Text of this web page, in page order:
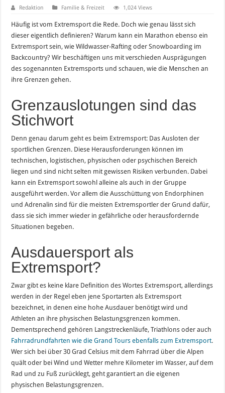
Redaktion Familie & Freizeit 1,024 Views
Häufig ist vom Extremsport die Rede. Doch wie genau lässt sich
dieser eigentlich definieren? Warum kann ein Marathon ebenso ein
Extremsport sein, wie Wildwasser-Rafting oder Snowboarding im
Backcountry? Wir beschäftigen uns mit verschieden Ausprägungen
des sogenannten Extremsports und schauen, wie die Menschen an
ihre Grenzen gehen.
Grenzauslotungen sind das
Stichwort
Denn genau darum geht es beim Extremsport: Das Ausloten der
sportlichen Grenzen. Diese Herausforderungen können im
technischen, logistischen, physischen oder psychischen Bereich
liegen und sind nicht selten mit gewissen Risiken verbunden. Dabei
kann ein Extremsport sowohl alleine als auch in der Gruppe
ausgeführt werden. Vor allem die Ausschüttung von Endorphinen
und Adrenalin sind für die meisten Extremsportler der Grund dafür,
dass sie sich immer wieder in gefährliche oder herausfordernde
Situationen begeben.
Ausdauersport als
Extremsport?
Zwar gibt es keine klare Definition des Wortes Extremsport, allerdings
werden in der Regel eben jene Sportarten als Extremsport
bezeichnet, in denen eine hohe Ausdauer benötigt wird und
Athleten an ihre physischen Belastungsgrenzen kommen.
Dementsprechend gehören Langstreckenläufe, Triathlons oder auch
Fahrradrundfahrten wie die Grand Tours ebenfalls zum Extremsport.
Wer sich bei über 30 Grad Celsius mit dem Fahrrad über die Alpen
quält oder bei Wind und Wetter mehre Kilometer im Wasser, auf dem
Rad und zu Fuß zurücklegt, geht garantiert an die eigenen
physischen Belastungsgrenzen.